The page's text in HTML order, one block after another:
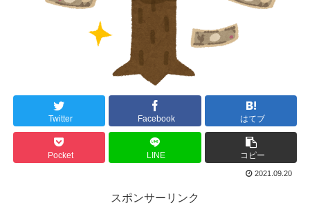
Twitter Facebook はてブ
Pocket LINE コピー
2021.09.20
スポンサーリンク